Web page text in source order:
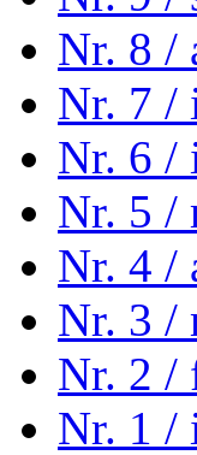
Nr. 8 /
Nr. 7 /
Nr. 6 /
Nr. 5 /
Nr. 4 /
Nr. 3 /
Nr. 2 /
Nr. 1 /